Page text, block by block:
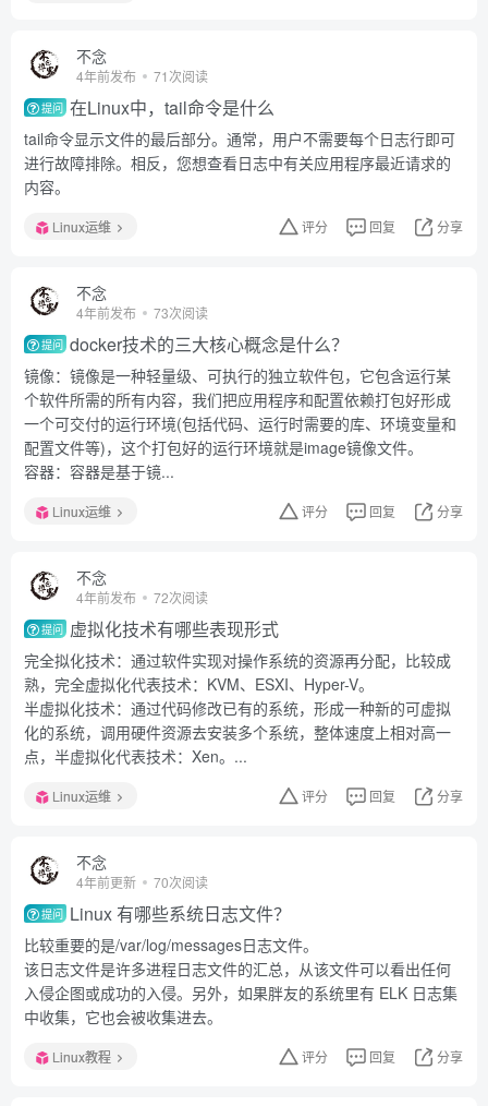
不念
4年前发布 71次阅读
提问 在Linux中，tail命令是什么
tail命令显示文件的最后部分。通常，用户不需要每个日志行即可
进行故障排除。相反，您想查看日志中有关应用程序最近请求的
内容。
Linux运维 评分 回复 分享
不念
4年前发布 73次阅读
提问 docker技术的三大核心概念是什么？
镜像：镜像是一种轻量级、可执行的独立软件包，它包含运行某
个软件所需的所有内容，我们把应用程序和配置依赖打包好形成
一个可交付的运行环境(包括代码、运行时需要的库、环境变量和
配置文件等)，这个打包好的运行环境就是image镜像文件。
容器：容器是基于镜...
Linux运维 评分 回复 分享
不念
4年前发布 72次阅读
提问 虚拟化技术有哪些表现形式
完全拟化技术：通过软件实现对操作系统的资源再分配，比较成
熟，完全虚拟化代表技术：KVM、ESXI、Hyper-V。
半虚拟化技术：通过代码修改已有的系统，形成一种新的可虚拟
化的系统，调用硬件资源去安装多个系统，整体速度上相对高一
点，半虚拟化代表技术：Xen。...
Linux运维 评分 回复 分享
不念
4年前更新 70次阅读
提问 Linux 有哪些系统日志文件？
比较重要的是/var/log/messages日志文件。
该日志文件是许多进程日志文件的汇总，从该文件可以看出任何
入侵企图或成功的入侵。另外，如果胖友的系统里有 ELK 日志集
中收集，它也会被收集进去。
Linux教程 评分 回复 分享